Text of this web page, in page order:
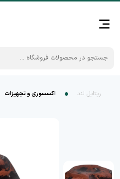
رپتایل لند اکسسوری و تجهیزات